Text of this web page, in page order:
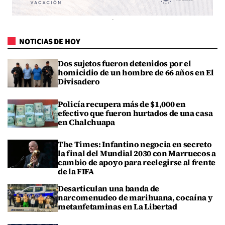
NOTICIAS DE HOY
Dos sujetos fueron detenidos por el
homicidio de un hombre de 66 años en El
Divisadero
Policía recupera más de $1,000 en
efectivo que fueron hurtados de una casa
en Chalchuapa
The Times: Infantino negocia en secreto
la final del Mundial 2030 con Marruecos a
cambio de apoyo para reelegirse al frente
de la FIFA
Desarticulan una banda de
narcomenudeo de marihuana, cocaína y
metanfetaminas en La Libertad